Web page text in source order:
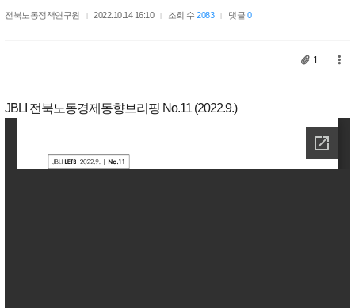
전북노동정책연구원 2022.10.14 16:10 조회 수2083 댓글 0
1
JBLI 전북노동경제동향브리핑 No.11 (2022.9.)